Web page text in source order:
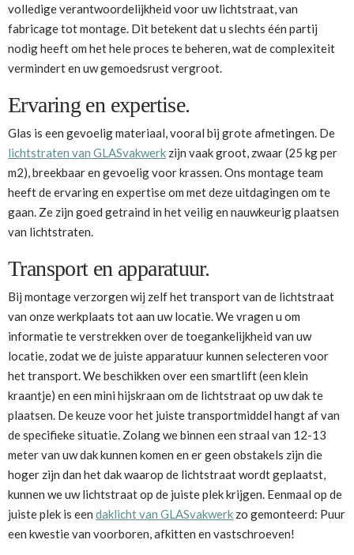
volledige verantwoordelijkheid voor uw lichtstraat, van
fabricage tot montage. Dit betekent dat u slechts één partij
nodig heeft om het hele proces te beheren, wat de complexiteit
vermindert en uw gemoedsrust vergroot.
Ervaring en expertise.
Glas is een gevoelig materiaal, vooral bij grote afmetingen. De
lichtstraten van GLASvakwerk zijn vaak groot, zwaar (25 kg per
m2), breekbaar en gevoelig voor krassen. Ons montage team
heeft de ervaring en expertise om met deze uitdagingen om te
gaan. Ze zijn goed getraind in het veilig en nauwkeurig plaatsen
van lichtstraten.
Transport en apparatuur.
Bij montage verzorgen wij zelf het transport van de lichtstraat
van onze werkplaats tot aan uw locatie. We vragen u om
informatie te verstrekken over de toegankelijkheid van uw
locatie, zodat we de juiste apparatuur kunnen selecteren voor
het transport. We beschikken over een smartlift (een klein
kraantje) en een mini hijskraan om de lichtstraat op uw dak te
plaatsen. De keuze voor het juiste transportmiddel hangt af van
de specifieke situatie. Zolang we binnen een straal van 12-13
meter van uw dak kunnen komen en er geen obstakels zijn die
hoger zijn dan het dak waarop de lichtstraat wordt geplaatst,
kunnen we uw lichtstraat op de juiste plek krijgen. Eenmaal op de
juiste plek is een daklicht van GLASvakwerk zo gemonteerd: Puur
een kwestie van voorboren, afkitten en vastschroeven!